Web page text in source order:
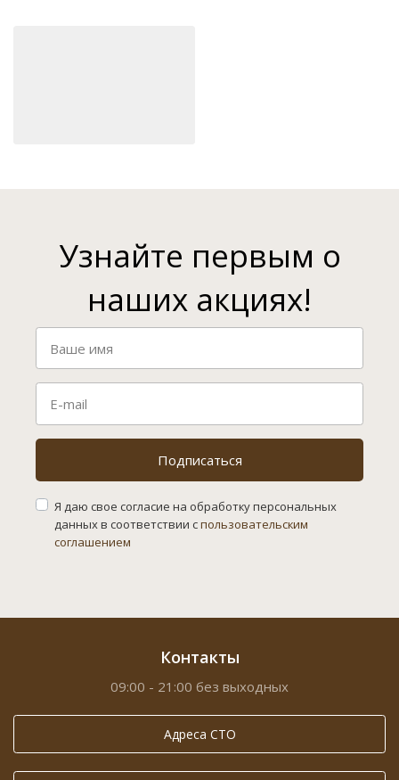
Узнайте первым о
наших акциях!
Подписаться
Я даю свое согласие на обработку персональных
данных в соответствии спользовательским
соглашением
Контакты
09:00 - 21:00 без выходных
Адреса СТО